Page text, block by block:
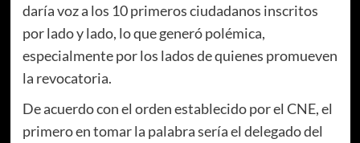
daría voz a los 10 primeros ciudadanos inscritos
por lado y lado, lo que generó polémica,
especialmente por los lados de quienes promueven
la revocatoria.
De acuerdo con el orden establecido por el CNE, el
primero en tomar la palabra sería el delegado del